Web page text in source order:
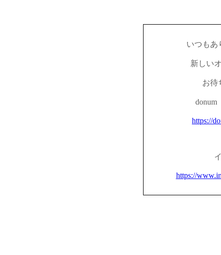
いつもあ
新しい
お待
donum
https://
https://